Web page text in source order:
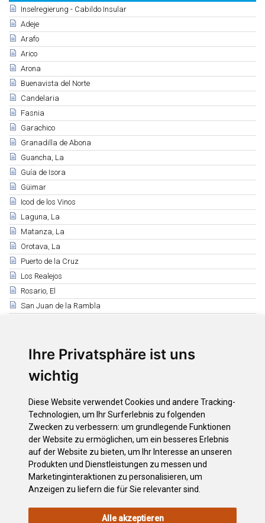
Ihre Privatsphäre ist uns
wichtig
Diese Website verwendet Cookies und andere Tracking-
Technologien, um Ihr Surferlebnis zu folgenden
Zwecken zu verbessern: um grundlegende Funktionen
der Website zu ermöglichen, um ein besseres Erlebnis
auf der Website zu bieten, um Ihr Interesse an unseren
Produkten und Dienstleistungen zu messen und
Marketinginteraktionen zu personalisieren, um
Anzeigen zu liefern die für Sie relevanter sind
Alle akzeptieren
Inselregierung - Cabildo Insular
Adeje
Arafo
Arico
Arona
Buenavista del Norte
Candelaria
Fasnia
Garachico
Granadilla de Abona
Guancha, La
Guía de Isora
Güimar
Icod de los Vinos
Laguna, La
Matanza, La
Orotava, La
Puerto de la Cruz
Los Realejos
Rosario, El
San Juan de la Rambla
Santa Úrsula
Sauzal, El
Tacoronte
Tanque, El
Tegueste
Victoria, La
Vilaflor de Chasna